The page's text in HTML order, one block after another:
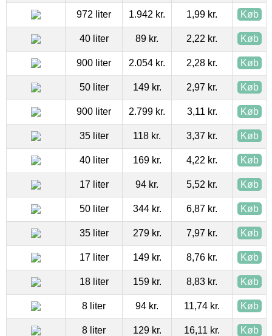
972 liter 1.942 kr. 1,99 kr. Køb
40 liter 89 kr. 2,22 kr. Køb
900 liter 2.054 kr. 2,28 kr. Køb
50 liter 149 kr. 2,97 kr. Køb
900 liter 2.799 kr. 3,11 kr. Køb
35 liter 118 kr. 3,37 kr. Køb
40 liter 169 kr. 4,22 kr. Køb
17 liter 94 kr. 5,52 kr. Køb
50 liter 344 kr. 6,87 kr. Køb
35 liter 279 kr. 7,97 kr. Køb
17 liter 149 kr. 8,76 kr. Køb
18 liter 159 kr. 8,83 kr. Køb
8 liter 94 kr. 11,74 kr. Køb
8 liter 129 kr. 16,11 kr. Køb